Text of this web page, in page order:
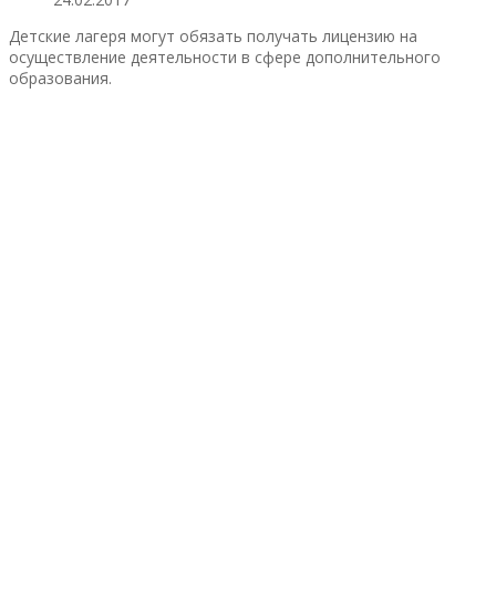
Детские лагеря могут обязать получать лицензию на
осуществление деятельности в сфере дополнительного
образования.